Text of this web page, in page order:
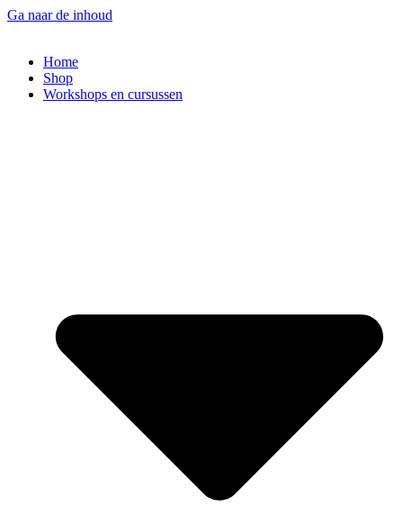
Ga naar de inhoud
Home
Shop
Workshops en cursussen